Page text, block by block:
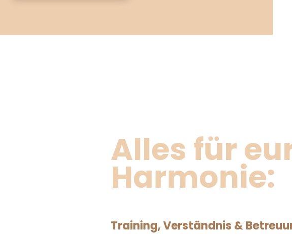
Alles für
Harmonie:
Training, Verständnis &